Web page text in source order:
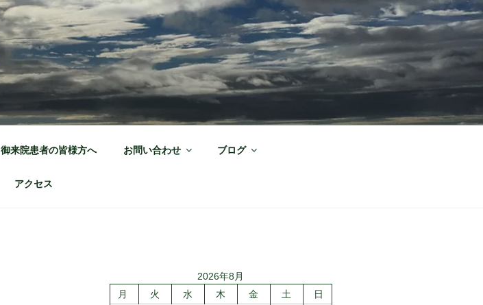
御来院患者の皆様方へ お問い合わせ ブログ
アクセス
2026年8月
月
火 水 木 金 土
日